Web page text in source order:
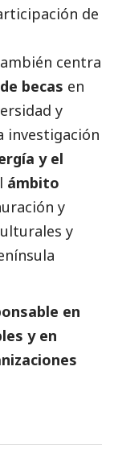
de
centra
becas en
y
investigación
y el
ámbito
y
y
en
y en